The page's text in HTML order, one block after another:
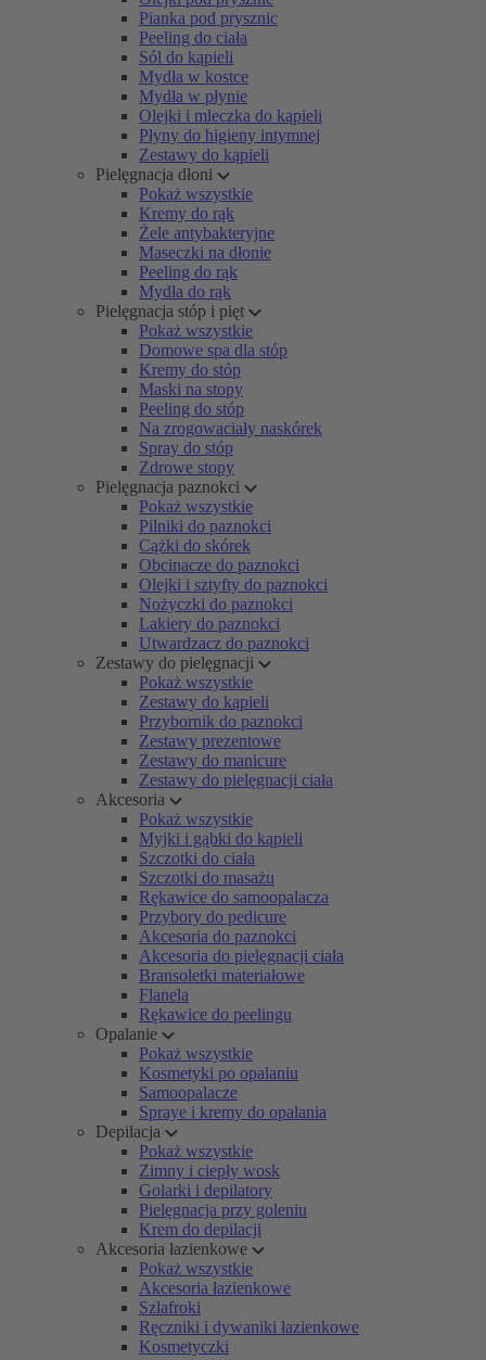
Pianka pod prysznic
Peeling do ciała
Sól do kąpieli
Mydła w kostce
Mydła w płynie
Olejki i mleczka do kąpieli
Płyny do higieny intymnej
Zestawy do kąpieli
Pielęgnacja dłoni
Pokaż wszystkie
Kremy do rąk
Żele antybakteryjne
Maseczki na dłonie
Peeling do rąk
Mydła do rąk
Pielęgnacja stóp i pięt
Pokaż wszystkie
Domowe spa dla stóp
Kremy do stóp
Maski na stopy
Peeling do stóp
Na zrogowaciały naskórek
Spray do stóp
Zdrowe stopy
Pielęgnacja paznokci
Pokaż wszystkie
Pilniki do paznokci
Cążki do skórek
Obcinacze do paznokci
Olejki i sztyfty do paznokci
Nożyczki do paznokci
Lakiery do paznokci
Utwardzacz do paznokci
Zestawy do pielęgnacji
Pokaż wszystkie
Zestawy do kąpieli
Przybornik do paznokci
Zestawy prezentowe
Zestawy do manicure
Zestawy do pielęgnacji ciała
Akcesoria
Pokaż wszystkie
Myjki i gąbki do kąpieli
Szczotki do ciała
Szczotki do masażu
Rękawice do samoopalacza
Przybory do pedicure
Akcesoria do paznokci
Akcesoria do pielęgnacji ciała
Bransoletki materiałowe
Flanela
Rękawice do peelingu
Opalanie
Pokaż wszystkie
Kosmetyki po opalaniu
Samoopalacze
Spraye i kremy do opalania
Depilacja
Pokaż wszystkie
Zimny i ciepły wosk
Golarki i depilatory
Pielęgnacja przy goleniu
Krem do depilacji
Akcesoria łazienkowe
Pokaż wszystkie
Akcesoria łazienkowe
Szlafroki
Ręczniki i dywaniki łazienkowe
Kosmetyczki